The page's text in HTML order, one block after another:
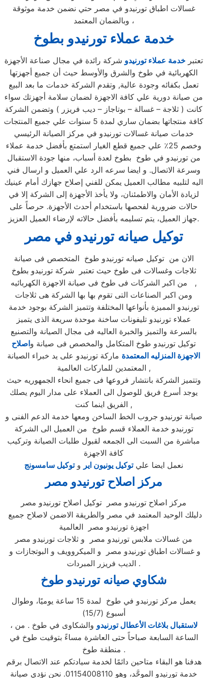
غسالات اطباق تورنيدو في مصر حتي نضمن خدمة موثوقة
وبالضمان المعتمد ،
خدمة عملاء تورنيدو بطوخ
تعتبر خدمة عملاء تورنيدو شركة رائدة في مجال صناعة الأجهزة
الكهربائية في طوخ والشرق والأوسط حيث أن جميع أجهزتها
تعمل بكفائه وجودة عالية, وتقدم الشركة خدمات ما بعد البيع
من صيانة دورية علي كافة الاجهزة لضمان سلامة أجهزتك سواء
كانت ( ثلاجة – غسالة – بوتاجاز – ديب فريزر ) وتضمن الشركة
كافة منتجاتها بضمان ساري لمدة 5 سنوات علي جميع المنتجات
خدمات صيانة غسالات تورنيدو في مركز الصيانة الرئيسي
وخصم 25٪ علي جميع قطع الغيار استمتع بأفضل خدمة عملاء
من تورنيدو في طوخ بطوخ لعدة أسباب، منها جودة الاستقبال
وسرعة الاتصال. و ايضا سرعه الرد علي العميل و ارسال فني
اليه لتلبيه مطالب العميل يمكن للفني إصلاح جهازك أمام عينيك
لزيادة الأمان والاطمئنان، ولا يأخذ الأجهزة إلى الشركة إلا في
حالات ضرورية لفحصها باستخدام أحدث الأجهزة. حرصاً على
جهاز العميل، يتم تسليمه بأفضل حالاته لإرضاء العميل العزيز.
توكيل صيانه تورنيدو في مصر
الان من توكيل صيانه تورنيدو طوخ المتخصص فى صيانة
ثلاجات وغسالات فى طوخ حيث تعتبر شركة تورنيدو بطوخ
من اكبر الشركات فى طوخ فى صيانة الاجهزة الكهربائيه ,
ومن اكبر الصناعات التى تقوم بها بها الشركة هى ثلاجات
تورنيدو المميزة بأنواعها المختلفة وتتميز الشركة بوجود خدمة
عملاء تورنيدو تليفونات ساخنة موحدة سريعة الذى يتميز
بالسرعة والتميز والخبرة العاليه فى مجال الصيانة والتصنيع
توكيل تورنيدو طوخ المتكامل والمخصص فى صيانة واصلاح
الاجهزة المنزليه المعتمدة ماركة تورنيدو على يد خبراء الصيانة
المعتمدين للماركات العالمية ,
وتتميز الشركة بانتشار فروعها فى جميع انحاء الجمهوريه حيث
يوجد أسرع فريق للوصول الى العملاء على مدار اليوم يصلك
الفريق اينما كنت ,
صيانة تورنيدو جروب الخط الساخن ومعها خدمة الدعم الفنى و
تورنيدو خدمة العملاء قسم طوخ من العميل الى الشركة
مباشرة من السبت الى الجمعه لقبول طلبات الصيانة وتركيب
كافة الاجهزة
نعمل ايضا عليتوكيل يونيون اير وتوكيل سامسونج
مركز اصلاح تورنيدو مصر
مركز اصلاح تورنيدو مصر توكيل اصلاح تورنيدو مصر
اجهزة تورنيدو مصر العالمية
من غسالات ملابس تورنيدو مصر و ثلاجات تورنيدو مصر
الديب فريزر المبردات .
شكاوي صيانه تورنيدو طوخ
يعمل مركز تورنيدو في طوخ لمدة 15 ساعة يوميًا، وطوال
أسبوع (15/7)
،
لاستقبال بلاغات الأعطال تورنيدو والشكاوى في طوخ . من
الساعة السابعة صباحاً حتى العاشرة مساءً بتوقيت طوخ في
منطقة طوخ .
هدفنا هو البقاء متاحين دائمًا لخدمة سيادتكم عند الاتصال برقم
خدمة تورنيدو الموحَّد، وهو 01154008110. نحن نؤدي صيانة